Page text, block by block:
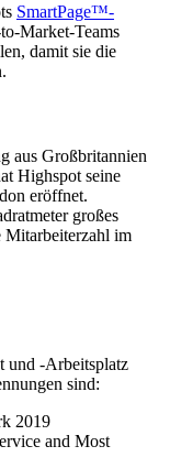
SmartPage™-
Market-Teams
damit sie die
aus Großbritannien
Highspot seine
eröffnet.
großes
Mitarbeiterzahl im
und -Arbeitsplatz
sind:
2019
and Most